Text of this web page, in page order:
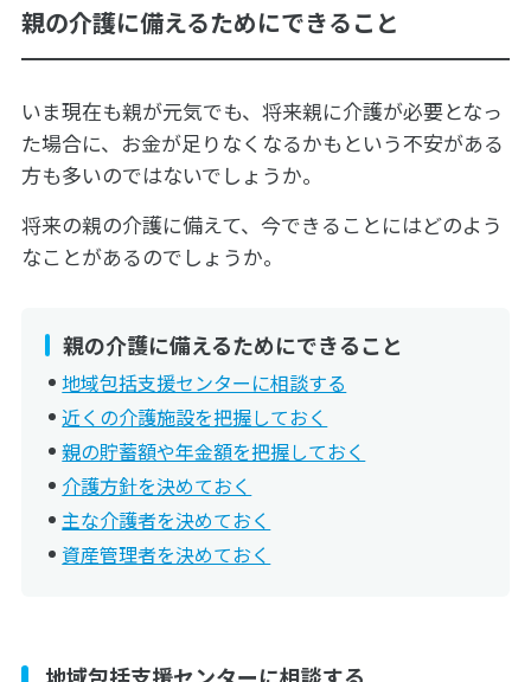
親の介護に備えるためにできること
いま現在も親が元気でも、将来親に介護が必要となっ
た場合に、お金が足りなくなるかもという不安がある
方も多いのではないでしょうか。
将来の親の介護に備えて、今できることにはどのよう
なことがあるのでしょうか。
親の介護に備えるためにできること
地域包括支援センターに相談する
近くの介護施設を把握しておく
親の貯蓄額や年金額を把握しておく
介護方針を決めておく
主な介護者を決めておく
資産管理者を決めておく